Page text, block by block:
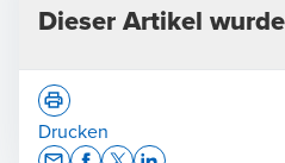
Dieser Artikel
Drucken